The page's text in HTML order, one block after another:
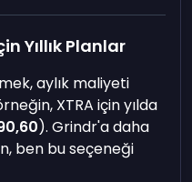
Yıllık Planlar
aylık maliyeti
XTRA için yılda
). Grindr'a daha
ben bu seçeneği